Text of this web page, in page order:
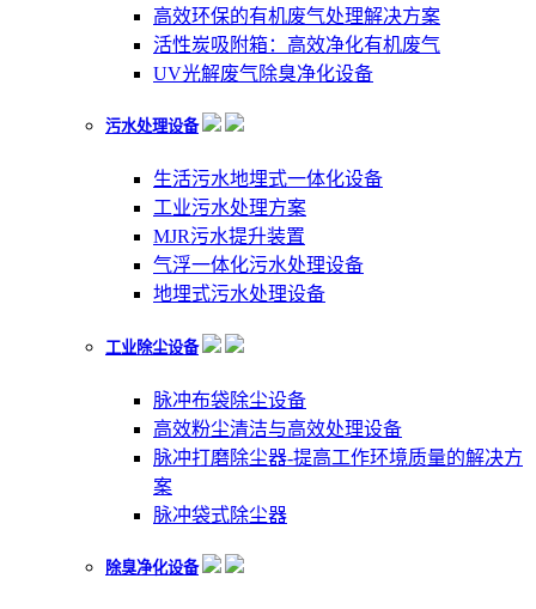
高效环保的有机废气处理解决方案
活性炭吸附箱：高效净化有机废气
UV光解废气除臭净化设备
污水处理设备
生活污水地埋式一体化设备
工业污水处理方案
MJR污水提升装置
气浮一体化污水处理设备
地埋式污水处理设备
工业除尘设备
脉冲布袋除尘设备
高效粉尘清洁与高效处理设备
脉冲打磨除尘器-提高工作环境质量的解决方
案
脉冲袋式除尘器
除臭净化设备